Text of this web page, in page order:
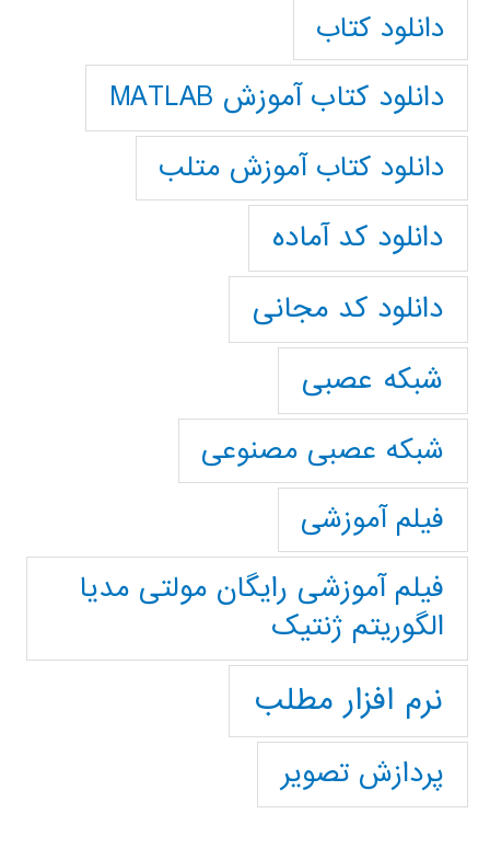
دانلود کتاب
دانلود کتاب آموزش MATLAB
دانلود کتاب آموزش متلب
دانلود کد آماده
دانلود کد مجانی
شبکه عصبی
شبکه عصبی مصنوعی
فیلم آموزشی
فیلم آموزشی رایگان مولتی مدیا
الگوریتم ژنتیک
نرم افزار مطلب
پردازش تصویر